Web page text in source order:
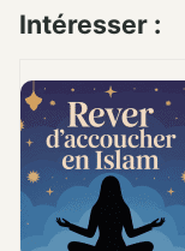
Intéresser :